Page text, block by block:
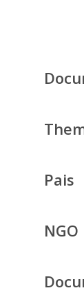
Pais
NGO